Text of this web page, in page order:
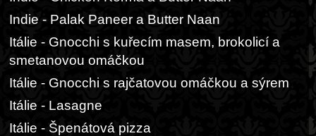
Indie - Palak Paneer a Butter Naan
Itálie - Gnocchi s kuřecím masem, brokolicí a
smetanovou omáčkou
Itálie - Gnocchi s rajčatovou omáčkou a sýrem
Itálie - Lasagne
Itálie - Špenátová pizza